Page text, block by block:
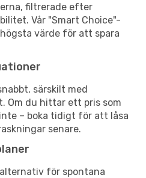
filtrerade efter
Vår "Smart Choice"-
värde för att spara
särskilt med
Om du hittar ett pris som
– boka tidigt för att låsa
senare.
för spontana